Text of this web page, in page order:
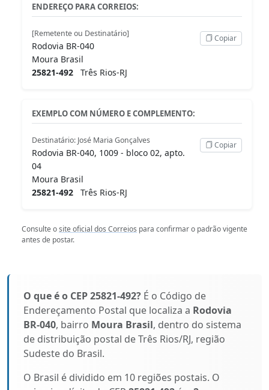
ENDEREÇO PARA CORREIOS:
[Remetente ou Destinatário]
Rodovia BR-040
Moura Brasil
25821-492 Três Rios-RJ
Copiar
EXEMPLO COM NÚMERO E COMPLEMENTO:
Destinatário: José Maria Gonçalves
Rodovia BR-040, 1009 - bloco 02, apto.
04
Moura Brasil
25821-492 Três Rios-RJ
Copiar
Consulte osite oficial dos Correios para confirmar o padrão vigente
antes de postar.
O que é o CEP 25821-492? É o Código de
Endereçamento Postal que localiza a Rodovia
BR-040, bairro Moura Brasil, dentro do sistema
de distribuição postal de Três Rios/RJ, região
Sudeste do Brasil.
O Brasil é dividido em 10 regiões postais. O